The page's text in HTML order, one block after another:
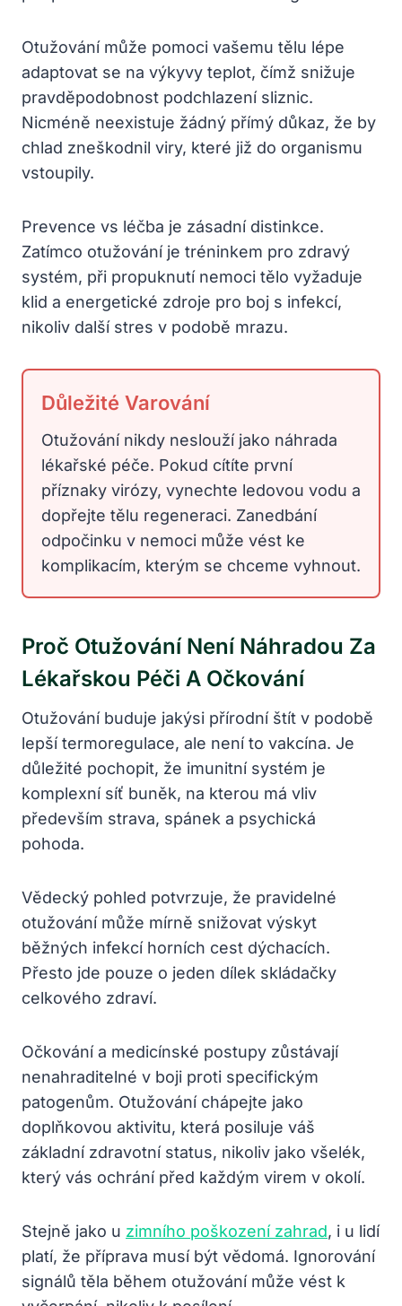
Otužování může pomoci vašemu tělu lépe
adaptovat se na výkyvy teplot, čímž snižuje
pravděpodobnost podchlazení sliznic.
Nicméně neexistuje žádný přímý důkaz, že by
chlad zneškodnil viry, které již do organismu
vstoupily.
Prevence vs léčba je zásadní distinkce.
Zatímco otužování je tréninkem pro zdravý
systém, při propuknutí nemoci tělo vyžaduje
klid a energetické zdroje pro boj s infekcí,
nikoliv další stres v podobě mrazu.
Důležité Varování
Otužování nikdy neslouží jako náhrada
lékařské péče. Pokud cítíte první
příznaky virózy, vynechte ledovou vodu a
dopřejte tělu regeneraci. Zanedbání
odpočinku v nemoci může vést ke
komplikacím, kterým se chceme vyhnout.
Proč Otužování Není Náhradou Za
Lékařskou Péči A Očkování
Otužování buduje jakýsi přírodní štít v podobě
lepší termoregulace, ale není to vakcína. Je
důležité pochopit, že imunitní systém je
komplexní síť buněk, na kterou má vliv
především strava, spánek a psychická
pohoda.
Vědecký pohled potvrzuje, že pravidelné
otužování může mírně snižovat výskyt
běžných infekcí horních cest dýchacích.
Přesto jde pouze o jeden dílek skládačky
celkového zdraví.
Očkování a medicínské postupy zůstávají
nenahraditelné v boji proti specifickým
patogenům. Otužování chápejte jako
doplňkovou aktivitu, která posiluje váš
základní zdravotní status, nikoliv jako všelék,
který vás ochrání před každým virem v okolí.
Stejně jako u zimního poškození zahrad, i u lidí
platí, že příprava musí být vědomá. Ignorování
signálů těla během otužování může vést k